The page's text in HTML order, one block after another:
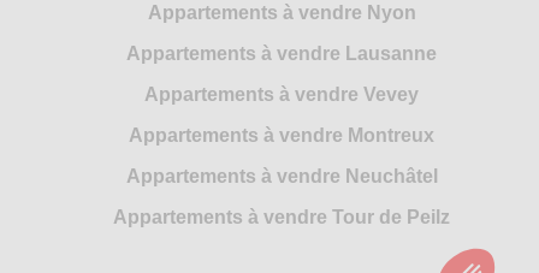
Appartements à vendre Nyon
Appartements à vendre Lausanne
Appartements à vendre Vevey
Appartements à vendre Montreux
Appartements à vendre Neuchâtel
Appartements à vendre Tour de Peilz